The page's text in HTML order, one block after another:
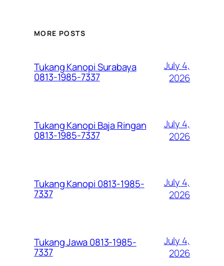
MORE POSTS
Tukang Kanopi Surabaya
0813-1985-7337
July 4,
2026
Tukang Kanopi Baja Ringan
0813-1985-7337
July 4,
2026
Tukang Kanopi 0813-1985-
7337
July 4,
2026
Tukang Jawa 0813-1985-
7337
July 4,
2026